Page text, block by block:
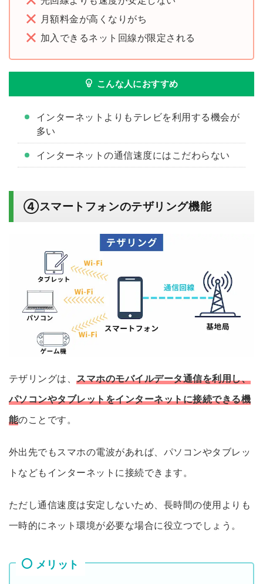
月額料金が高くなりがち
加入できるネット回線が限定される
こんな人におすすめ
インターネットよりもテレビを利用する機会が
多い
インターネットの通信速度にはこだわらない
④スマートフォンのテザリング機能
テザリングは、スマホのモバイルデータ通信を利用し、
パソコンやタブレットをインターネットに接続できる機
能のことです。
外出先でもスマホの電波があれば、パソコンやタブレッ
トなどもインターネットに接続できます。
ただし通信速度は安定しないため、長時間の使用よりも
一時的にネット環境が必要な場合に役立つでしょう。
メリット